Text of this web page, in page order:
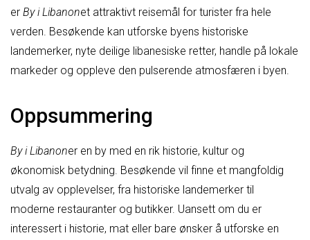
er By i Libanonet attraktivt reisemål for turister fra hele
verden. Besøkende kan utforske byens historiske
landemerker, nyte deilige libanesiske retter, handle på lokale
markeder og oppleve den pulserende atmosfæren i byen.
Oppsummering
By i Libanoner en by med en rik historie, kultur og
økonomisk betydning. Besøkende vil finne et mangfoldig
utvalg av opplevelser, fra historiske landemerker til
moderne restauranter og butikker. Uansett om du er
interessert i historie, mat eller bare ønsker å utforske en